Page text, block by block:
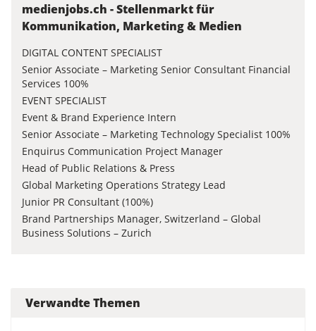
medienjobs.ch - Stellenmarkt für
Kommunikation, Marketing & Medien
DIGITAL CONTENT SPECIALIST
Senior Associate – Marketing Senior Consultant Financial
Services 100%
EVENT SPECIALIST
Event & Brand Experience Intern
Senior Associate – Marketing Technology Specialist 100%
Enquirus Communication Project Manager
Head of Public Relations & Press
Global Marketing Operations Strategy Lead
Junior PR Consultant (100%)
Brand Partnerships Manager, Switzerland – Global
Business Solutions – Zurich
Verwandte Themen